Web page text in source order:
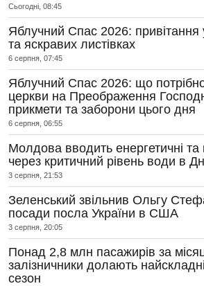
Сьогодні, 08:45
Яблучний Спас 2026: привітання
та яскравих листівках
6 серпня, 07:45
Яблучний Спас 2026: що
церкви на Преображення
прикмети та заборони цього дня
6 серпня, 06:55
Молдова вводить енергетичні
через критичний рівень води в
3 серпня, 21:53
Зеленський звільнив Ольгу
посади посла України в США
3 серпня, 20:05
Понад 2,8 млн пасажирів за
залізничники долають
сезон